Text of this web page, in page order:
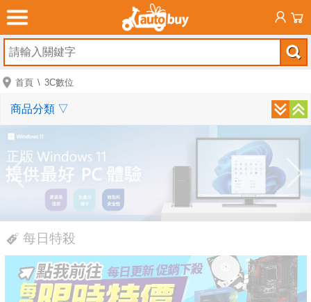
首頁 3C數位
每日特殺
商品分類 ▽